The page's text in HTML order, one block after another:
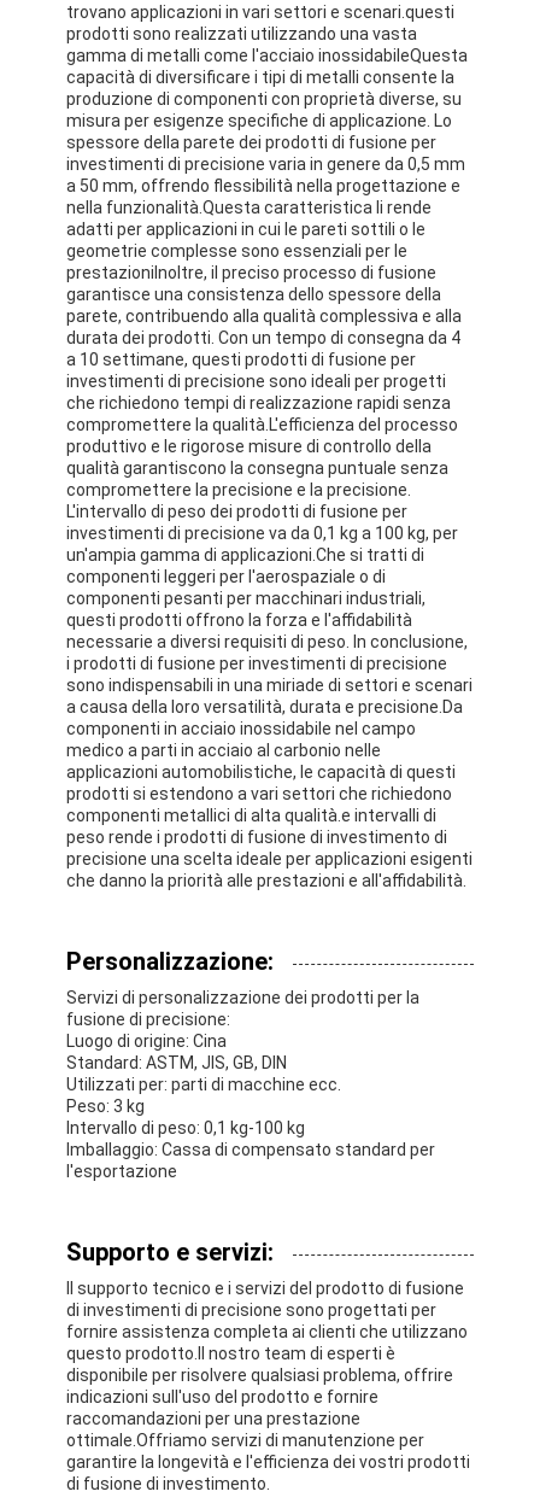
Giro della fabbrica
Controllo di qualità
Contattici
Nastro adesivo dell'isolamento
Nastro dell'isolamento del panno di vetro
Nastro termoresistente dell'isolamento
Nastro adesivo del panno di vetro
Nastro adesivo del film del Polyimide
Nastro adesivo del di alluminio
Nastro del panno di vetro del di alluminio
La stagnola ha affrontato la carta kraft
Panno della vetroresina del di alluminio
Nastro della tela della stagnola
Nastro di condotta del panno
Doppio nastro adesivo parteggiato
Nastro adesivo dell'ANIMALE DOMESTICO
trovano applicazioni in vari settori e scenari.questi
prodotti sono realizzati utilizzando una vasta
gamma di metalli come l'acciaio inossidabileQuesta
capacità di diversificare i tipi di metalli consente la
produzione di componenti con proprietà diverse, su
misura per esigenze specifiche di applicazione. Lo
spessore della parete dei prodotti di fusione per
investimenti di precisione varia in genere da 0,5 mm
a 50 mm, offrendo flessibilità nella progettazione e
nella funzionalità.Questa caratteristica li rende
adatti per applicazioni in cui le pareti sottili o le
geometrie complesse sono essenziali per le
prestazioniInoltre, il preciso processo di fusione
garantisce una consistenza dello spessore della
parete, contribuendo alla qualità complessiva e alla
durata dei prodotti. Con un tempo di consegna da 4
a 10 settimane, questi prodotti di fusione per
investimenti di precisione sono ideali per progetti
che richiedono tempi di realizzazione rapidi senza
compromettere la qualità.L'efficienza del processo
produttivo e le rigorose misure di controllo della
qualità garantiscono la consegna puntuale senza
compromettere la precisione e la precisione.
L'intervallo di peso dei prodotti di fusione per
investimenti di precisione va da 0,1 kg a 100 kg, per
un'ampia gamma di applicazioni.Che si tratti di
componenti leggeri per l'aerospaziale o di
componenti pesanti per macchinari industriali,
questi prodotti offrono la forza e l'affidabilità
necessarie a diversi requisiti di peso. In conclusione,
i prodotti di fusione per investimenti di precisione
sono indispensabili in una miriade di settori e scenari
a causa della loro versatilità, durata e precisione.Da
componenti in acciaio inossidabile nel campo
medico a parti in acciaio al carbonio nelle
applicazioni automobilistiche, le capacità di questi
prodotti si estendono a vari settori che richiedono
componenti metallici di alta qualità.e intervalli di
peso rende i prodotti di fusione di investimento di
precisione una scelta ideale per applicazioni esigenti
che danno la priorità alle prestazioni e all'affidabilità.
Personalizzazione:
Servizi di personalizzazione dei prodotti per la
fusione di precisione:
Luogo di origine: Cina
Standard: ASTM, JIS, GB, DIN
Utilizzati per: parti di macchine ecc.
Peso: 3 kg
Intervallo di peso: 0,1 kg-100 kg
Imballaggio: Cassa di compensato standard per
l'esportazione
Supporto e servizi:
Il supporto tecnico e i servizi del prodotto di fusione
di investimenti di precisione sono progettati per
fornire assistenza completa ai clienti che utilizzano
questo prodotto.Il nostro team di esperti è
disponibile per risolvere qualsiasi problema, offrire
indicazioni sull'uso del prodotto e fornire
raccomandazioni per una prestazione
ottimale.Offriamo servizi di manutenzione per
garantire la longevità e l'efficienza dei vostri prodotti
di fusione di investimento.